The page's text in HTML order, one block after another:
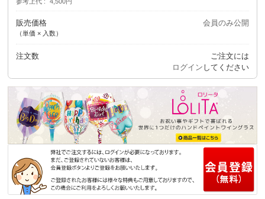
販売価格
（単価 × 入数）
会員のみ公開
注文数
ご注文には
ログイン してください